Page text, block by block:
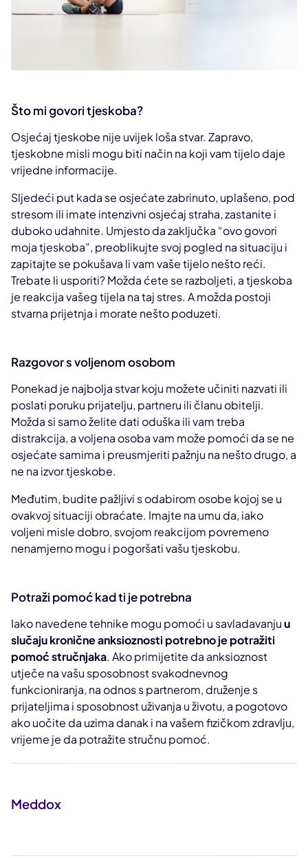
Što mi govori tjeskoba?
Osjećaj tjeskobe nije uvijek loša stvar. Zapravo,
tjeskobne misli mogu biti način na koji vam tijelo daje
vrijedne informacije.
Sljedeći put kada se osjećate zabrinuto, uplašeno, pod
stresom ili imate intenzivni osjećaj straha, zastanite i
duboko udahnite. Umjesto da zaključka “ovo govori
moja tjeskoba”, preoblikujte svoj pogled na situaciju i
zapitajte se pokušava li vam vaše tijelo nešto reći.
Trebate li usporiti? Možda ćete se razboljeti, a tjeskoba
je reakcija vašeg tijela na taj stres. A možda postoji
stvarna prijetnja i morate nešto poduzeti.
Razgovor s voljenom osobom
Ponekad je najbolja stvar koju možete učiniti nazvati ili
poslati poruku prijatelju, partneru ili članu obitelji.
Možda si samo želite dati oduška ili vam treba
distrakcija, a voljena osoba vam može pomoći da se ne
osjećate samima i preusmjeriti pažnju na nešto drugo, a
ne na izvor tjeskobe.
Međutim, budite pažljivi s odabirom osobe kojoj se u
ovakvoj situaciji obraćate. Imajte na umu da, iako
voljeni misle dobro, svojom reakcijom povremeno
nenamjerno mogu i pogoršati vašu tjeskobu.
Potraži pomoć kad ti je potrebna
Iako navedene tehnike mogu pomoći u savladavanjuu
slučaju kronične anksioznosti potrebno je potražiti
pomoć stručnjaka. Ako primijetite da anksioznost
utječe na vašu sposobnost svakodnevnog
funkcioniranja, na odnos s partnerom, druženje s
prijateljima i sposobnost uživanja u životu, a pogotovo
ako uočite da uzima danak i na vašem fizičkom zdravlju,
vrijeme je da potražite stručnu pomoć.
Meddox